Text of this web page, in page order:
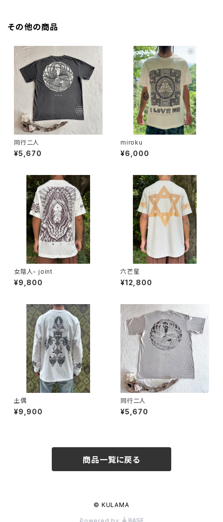
その他の商品
同行二人
¥5,670
miroku
¥6,000
女陰人- joint
¥9,800
六芒星
¥12,800
土偶
¥9,900
同行二人
¥5,670
商品一覧に戻る
© KULAMA